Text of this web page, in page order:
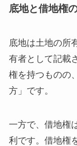
底地と借地権
底地は土地の所
有者として記載
権を持つものの
方」です。
一方で、借地権
利です。借地権